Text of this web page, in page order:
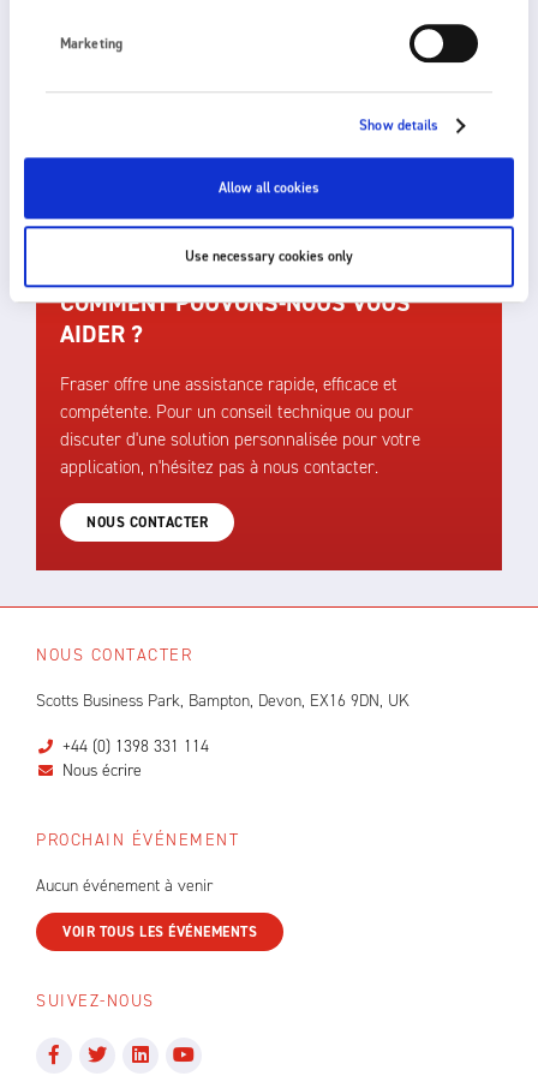
Marketing
Show details
Allow all cookies
Use necessary cookies only
L’air provenant du filtre HEPA, qui couvre toute la face
intérieure de la paroi arrière de la hotte, est projeté en bloc
génère des charges statiques problématiques à l’intérieur de
COMMENT POUVONS-NOUS VOUS
AIDER ?
Fraser offre une assistance rapide, efficace et
compétente. Pour un conseil technique ou pour
discuter d'une solution personnalisée pour votre
application, n'hésitez pas à nous contacter.
NOUS CONTACTER
NOUS CONTACTER
Scotts Business Park, Bampton, Devon, EX16 9DN, UK
+44 (0) 1398 331 114
Nous écrire
PROCHAIN ÉVÉNEMENT
Aucun événement à venir
VOIR TOUS LES ÉVÉNEMENTS
SUIVEZ-NOUS